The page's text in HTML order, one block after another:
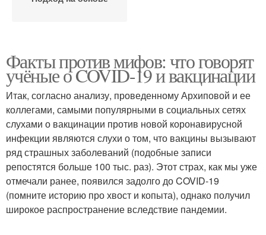
Факты против мифов: что говорят
учёные о COVID-19 и вакцинации
Итак, согласно анализу, проведенному Архиповой и ее
коллегами, самыми популярными в социальных сетях
слухами о вакцинации против новой коронавирусной
инфекции являются слухи о том, что вакцины вызывают
ряд страшных заболеваний (подобные записи
репостятся больше 100 тыс. раз). Этот страх, как мы уже
отмечали ранее, появился задолго до COVID-19
(помните историю про хвост и копыта), однако получил
широкое распространение вследствие пандемии.